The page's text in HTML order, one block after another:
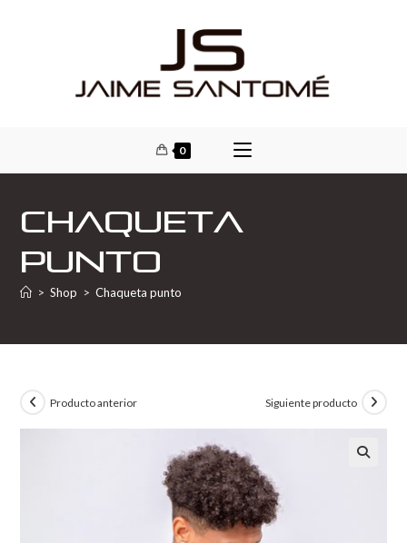
0
Chaqueta
punto
> Shop > Chaqueta punto
Producto anterior Siguiente producto